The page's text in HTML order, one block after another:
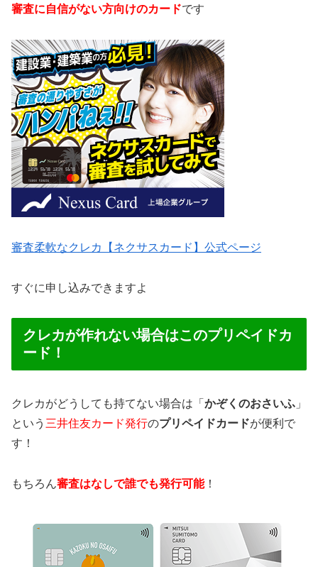
審査に自信がない方向けのカードです
審査柔軟なクレカ【ネクサスカード】公式ページ
すぐに申し込みできますよ
クレカが作れない場合はこのプリペイドカ
ード！
クレカがどうしても持てない場合は「 かぞくのおさいふ 」
という 三井住友カード発行のプリペイドカードが便利で
す！
もちろん審査はなしで誰でも発行可能！